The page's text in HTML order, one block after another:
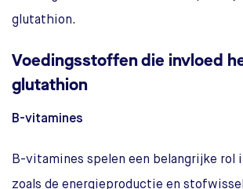
glutathion.
Voedingsstoffen die invloed
glutathion
B-vitamines
B-vitamines spelen een belangrijke rol
zoals de energieproductie en